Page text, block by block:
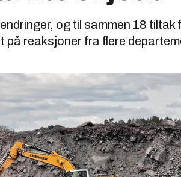
og til sammen 18 tiltak
reaksjoner fra flere